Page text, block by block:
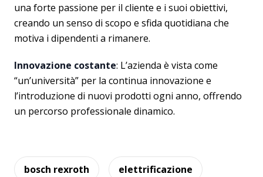
una forte passione per il cliente e i suoi obiettivi,
creando un senso di scopo e sfida quotidiana che
motiva i dipendenti a rimanere.
Innovazione costante: L’azienda è vista come
“un’università” per la continua innovazione e
l’introduzione di nuovi prodotti ogni anno, offrendo
un percorso professionale dinamico.
bosch rexroth elettrificazione